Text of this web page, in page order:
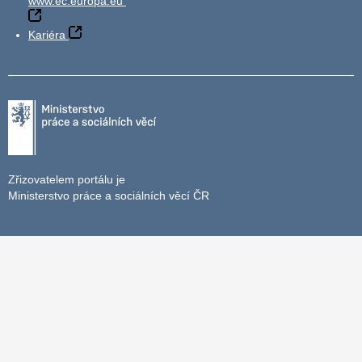
Kariéra
Zřizovatelem portálu je
Ministerstvo práce a sociálních věcí ČR